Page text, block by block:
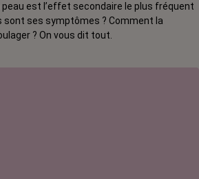
est l’effet secondaire le plus fréquent
sont ses symptômes ? Comment la
? On vous dit tout.